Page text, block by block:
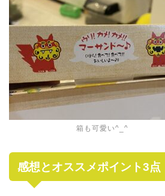
箱も可愛い^_^
感想とオススメポイント3点